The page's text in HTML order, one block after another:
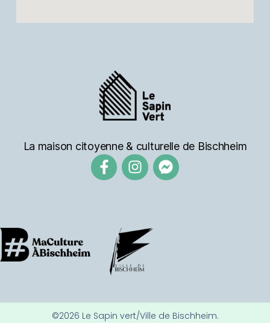
La maison citoyenne & culturelle de Bischheim
©2026 Le Sapin vert/Ville de Bischheim.